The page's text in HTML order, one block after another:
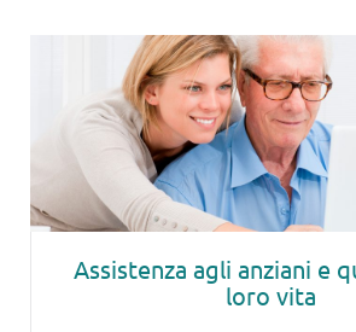
Assistenza agli anziani e
loro vita